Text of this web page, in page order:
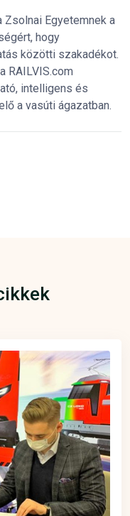
Egyetemnek a
hogy
közötti szakadékot.
RAILVIS.com
intelligens és
a vasúti ágazatban.